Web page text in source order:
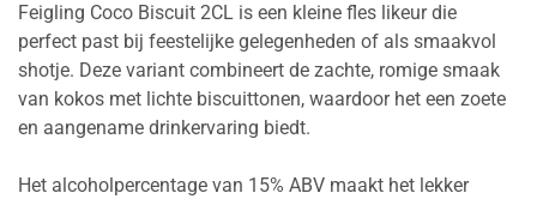
Feigling Coco Biscuit 2CL is een kleine fles likeur die
perfect past bij feestelijke gelegenheden of als smaakvol
shotje. Deze variant combineert de zachte, romige smaak
van kokos met lichte biscuittonen, waardoor het een zoete
en aangename drinkervaring biedt.
Het alcoholpercentage van 15% ABV maakt het lekker